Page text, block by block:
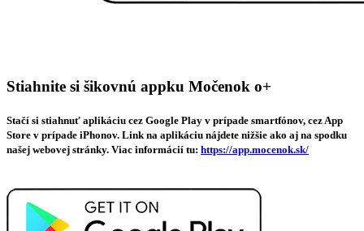
Stiahnite si šikovnú appku Močenok o+
Stačí si stiahnuť aplikáciu cez Google Play v prípade smartfónov, cez App
Store v prípade iPhonov. Link na aplikáciu nájdete nižšie ako aj na spodku
našej webovej stránky. Viac informácií tu: https://app.mocenok.sk/